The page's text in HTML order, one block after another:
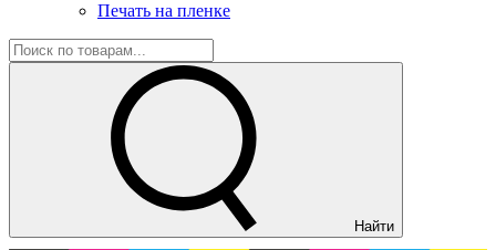
Печать на пленке
Найти